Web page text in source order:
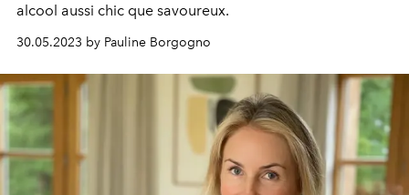
alcool aussi chic que savoureux.
30.05.2023 by Pauline Borgogno